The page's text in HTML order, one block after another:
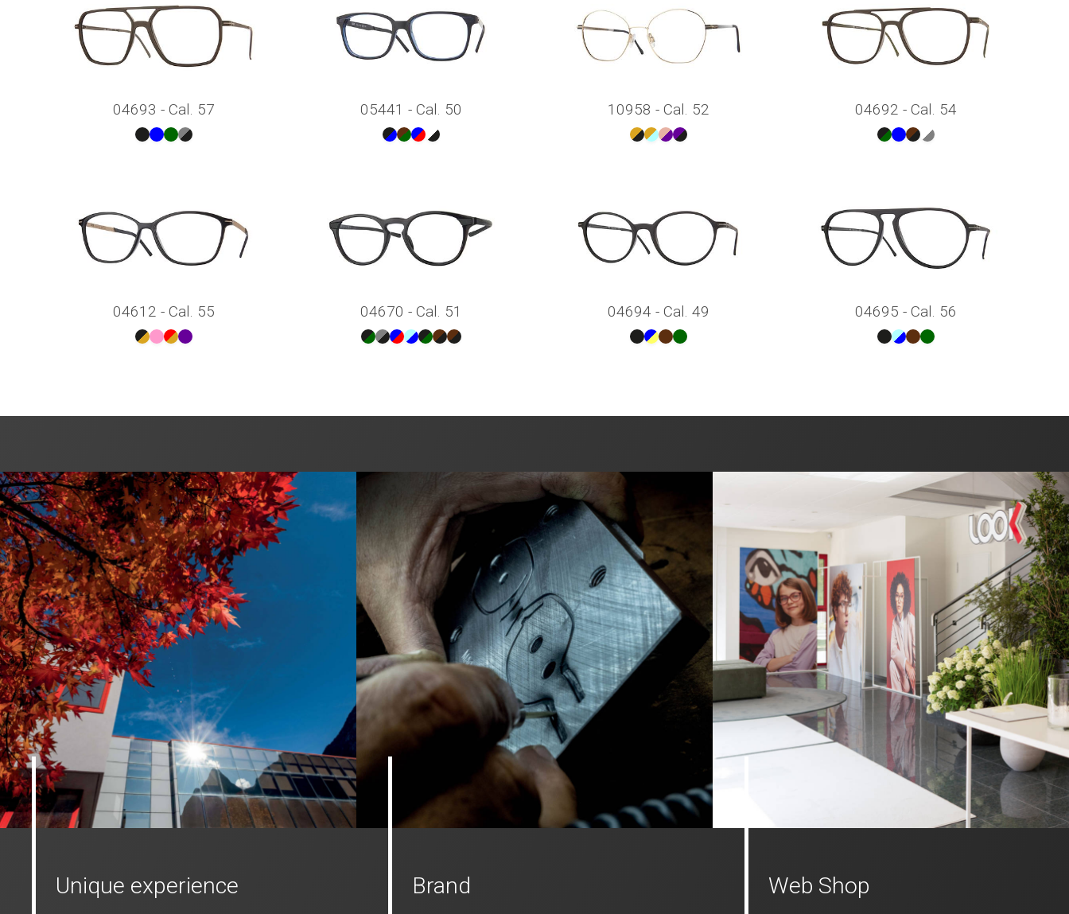
04693 - Cal. 57 05441 - Cal. 50 10958 - Cal. 52 04692 - Cal. 54
04612 - Cal. 55 04670 - Cal. 51 04694 - Cal. 49 04695 - Cal. 56
Unique experience Brand Web Shop